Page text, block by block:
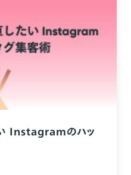
い Instagramのハッ